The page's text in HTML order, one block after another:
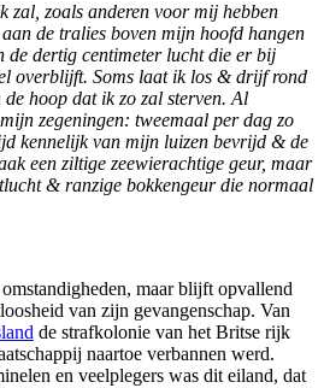
zal, zoals anderen voor mij hebben
de tralies boven mijn hoofd hangen
de dertig centimeter lucht die er bij
overblijft. Soms laat ik los & drijf rond
hoop dat ik zo zal sterven. Al
zegeningen: tweemaal per dag zo
kennelijk van mijn luizen bevrijd & de
een ziltige zeewierachtige geur, maar
& ranzige bokkengeur die normaal
maar blijft opvallend
van zijn gevangenschap. Van
de strafkolonie van het Britse rijk
naartoe verbannen werd.
en veelplegers was dit eiland, dat